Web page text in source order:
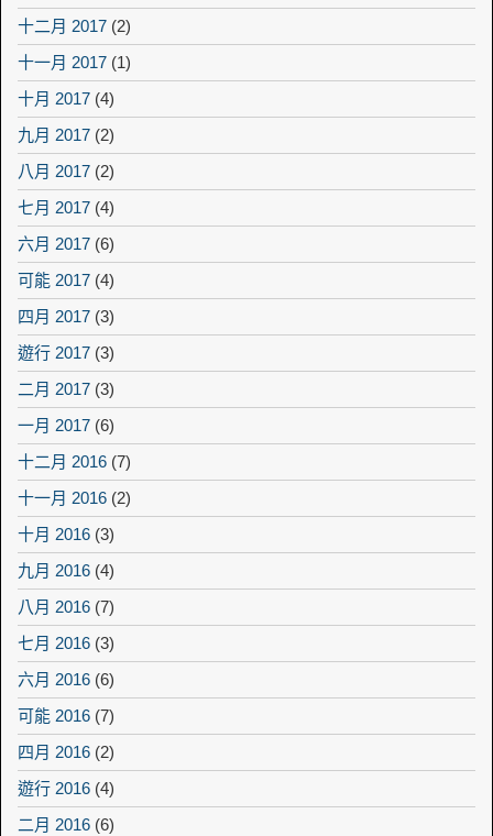
十二月 2017 (2)
十一月 2017 (1)
十月 2017 (4)
九月 2017 (2)
八月 2017 (2)
七月 2017 (4)
六月 2017 (6)
可能 2017 (4)
四月 2017 (3)
遊行 2017 (3)
二月 2017 (3)
一月 2017 (6)
十二月 2016 (7)
十一月 2016 (2)
十月 2016 (3)
九月 2016 (4)
八月 2016 (7)
七月 2016 (3)
六月 2016 (6)
可能 2016 (7)
四月 2016 (2)
遊行 2016 (4)
二月 2016 (6)